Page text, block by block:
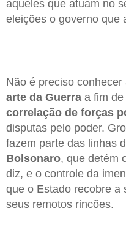
aqueles que atuam no
eleições o governo que
Não é preciso conhecer
arte da Guerra a fim
correlação de forças
disputas pelo poder.
fazem parte das linhas
Bolsonaro, que detém
diz, e o controle da
que o Estado recobre a
seus remotos rincões.